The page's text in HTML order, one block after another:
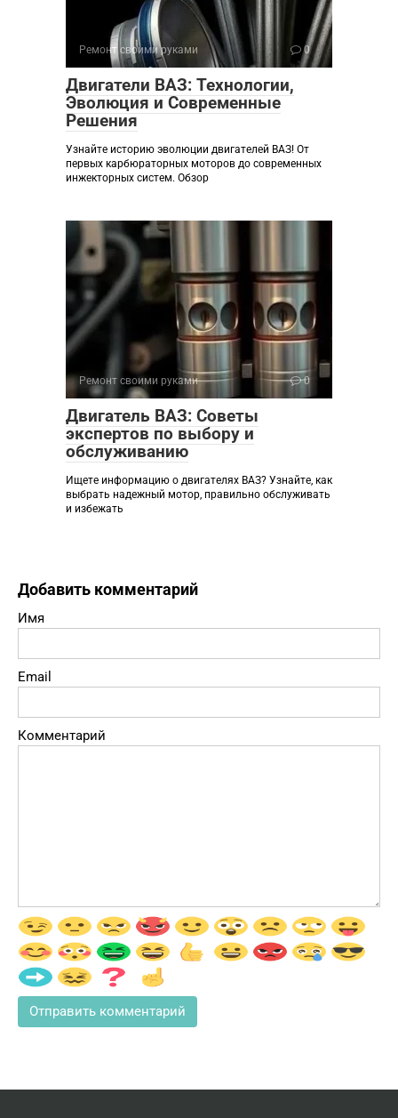
Ремонт своими руками 0
Двигатели ВАЗ: Технологии,
Эволюция и Современные
Решения
Узнайте историю эволюции двигателей ВАЗ! От
первых карбюраторных моторов до современных
инжекторных систем. Обзор
Ремонт своими руками 0
Двигатель ВАЗ: Советы
экспертов по выбору и
обслуживанию
Ищете информацию о двигателях ВАЗ? Узнайте, как
выбрать надежный мотор, правильно обслуживать
и избежать
Добавить комментарий
Имя
Email
Комментарий